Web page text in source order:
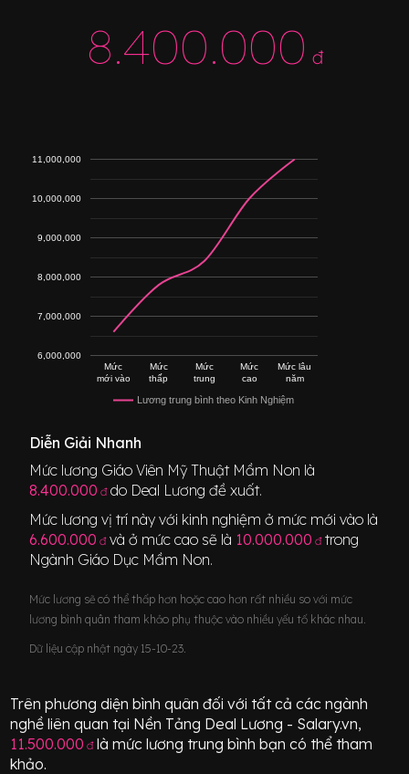
8.400.000 đ
Lương trung bình theo Kinh Nghiệm
Mức
mới vào
Mức
thấp
Mức
trung
Mức
cao
Mức lâu
năm
6,000,000
7,000,000
8,000,000
9,000,000
10,000,000
11,000,000
Diễn Giải Nhanh
Mức lương Giáo Viên Mỹ Thuật Mầm Non là
8.400.000 đdo Deal Lương đề xuất.
Mức lương vị trí này với kinh nghiệm ở mức mới vào là
6.600.000 đ và ở mức cao sẽ là 10.000.000 đ trong
Ngành Giáo Dục Mầm Non.
Mức lương sẽ có thể thấp hơn hoặc cao hơn rất nhiều so với mức
lương bình quân tham khảo phụ thuộc vào nhiều yếu tố khác nhau.
Dữ liệu cập nhật ngày 15-10-23.
Trên phương diện bình quân đối với tất cả các ngành
nghề liên quan tại Nền Tảng Deal Lương - Salary.vn,
11.500.000 đlà mức lương trung bình bạn có thể tham
khảo.